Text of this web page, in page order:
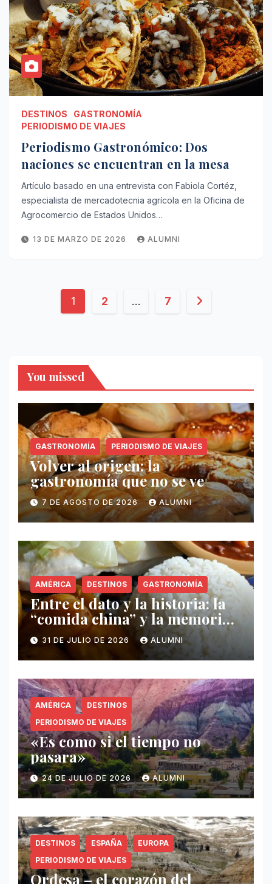
DESTINOS
GASTRONOMÍA
PERIODISMO DE VIAJES
Periodismo Gastronómico: Dos
naciones se encuentran en la mesa
Artículo basado en una entrevista con Fabiola Cortéz,
especialista de mercadotecnia agrícola en la Oficina de
Agrocomercio de Estados Unidos…
13 DE MARZO DE 2026 ALUMNI
Paginación
1 2 … 7
You missed
GASTRONOMÍA PERIODISMO DE VIAJES
Volver al origen: la
gastronomía que no se ve
7 DE AGOSTO DE 2026 ALUMNI
AMÉRICA DESTINOS GASTRONOMÍA
Entre el dato y la historia: la
“comida china” y la memoria
invisible en Puerto Rico
31 DE JULIO DE 2026 ALUMNI
AMÉRICA
DESTINOS
PERIODISMO DE VIAJES
«Es como si el tiempo no
pasara»
24 DE JULIO DE 2026 ALUMNI
DESTINOS ESPAÑA
EUROPA
PERIODISMO DE VIAJES
Ordesa – el corazón del